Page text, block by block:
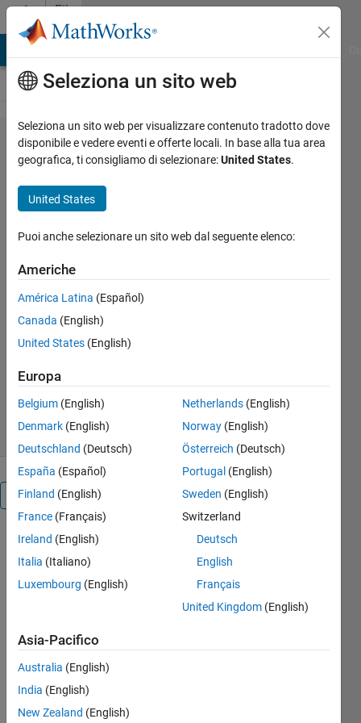
Vai al contenuto
File
Exchange
Measuring
Audio
MATLAB
Demonstrates the process of
performance of two audio
amplifiers.
Francis Tiong
Versione 1.0.3
64 download
0,00/5(0)
6 lug 2026
Panoramica
The
objective
presentation
the
process of
and
comparing
Seleziona un sito web
Seleziona un sito web per visualizzare contenuto tradotto dove
disponibile e vedere eventi e offerte locali. In base alla tua area
geografica, ti consigliamo di selezionare:United States.
United States
Puoi anche selezionare un sito web dal seguente elenco:
Americhe
América Latina (Español)
Canada (English)
United States (English)
Europa
Belgium (English)
Denmark (English)
Deutschland (Deutsch)
España (Español)
Finland (English)
France (Français)
Ireland (English)
Italia (Italiano)
Luxembourg (English)
Netherlands (English)
Norway (English)
Österreich (Deutsch)
Portugal (English)
Sweden (English)
Switzerland
Deutsch
English
Français
United Kingdom (English)
Asia-Pacifico
Australia (English)
India (English)
New Zealand (English)